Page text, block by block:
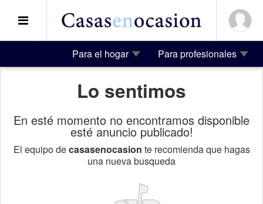
Para el hogar Para profesionales
Lo sentimos
En esté momento no encontramos disponible
esté anuncio publicado!
El equipo decasasenocasion te recomienda que hagas
una nueva busqueda